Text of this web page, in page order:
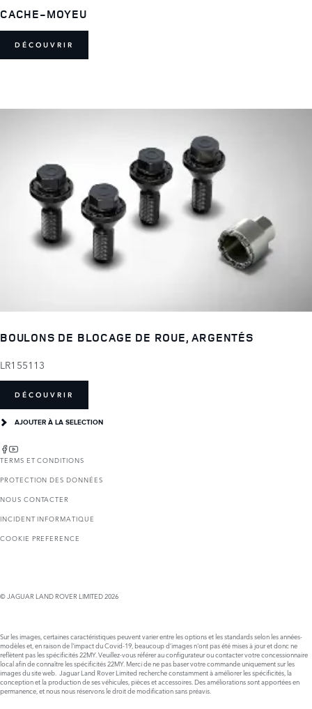
CACHE-MOYEU
DÉCOUVRIR
BOULONS DE BLOCAGE DE ROUE, ARGENTÉS
LR155113
DÉCOUVRIR
AJOUTER À LA SELECTION
TERMS ET CONDITIONS
PROTECTION DES DONNÉES
NOUS CONTACTER
INCIDENT INFORMATIQUE
COOKIE PREFERENCE
© JAGUAR LAND ROVER LIMITED 2026
Sur les images, certaines caractéristiques peuvent varier entre les options et les standards selon les années-
modèles et, en raison de l'impact du Covid-19, beaucoup d’images n'ont pas été mises à jour et donc ne
reflètent pas les spécificités 22MY. Veuillez-vous référer au configurateur ou contacter votre concessionnaire
local afin de connaître les spécificités 22MY. Merci de ne pas baser votre commande uniquement sur les
images du site web. Jaguar Land Rover Limited recherche constamment à améliorer les spécificités, la
conception et la production de ses véhicules, pièces et accessoires. Des améliorations sont apportées en
permanence, et nous nous réservons le droit de modification sans préavis.